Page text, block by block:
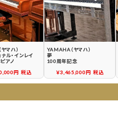
中古ピアノの状態につい
て
マハ）
ナル・インレイ
アノ
円 税込
YAMAHA（ヤマハ）
夢
100周年記念
￥3,465,000円 税込